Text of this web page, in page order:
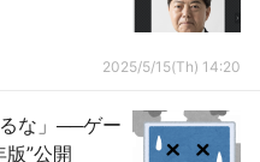
2025/5/15(Th) 14:20
な」──ゲー
”公開